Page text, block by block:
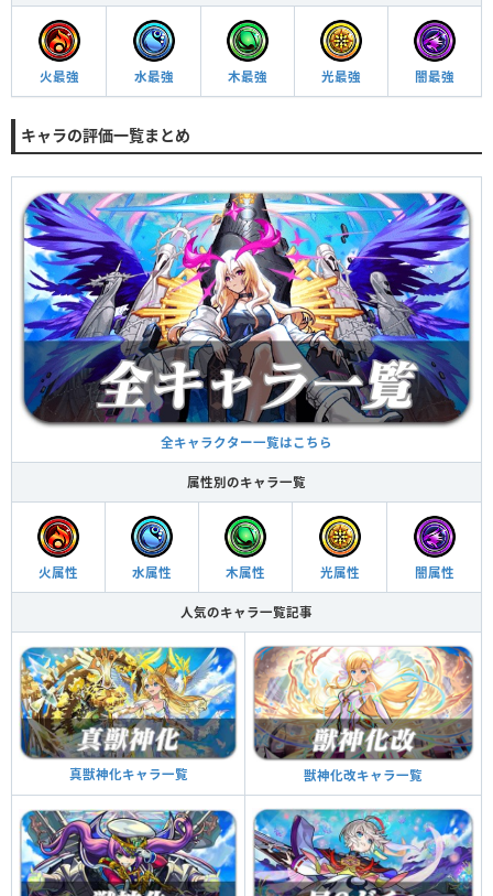
火最強 水最強 木最強 光最強 闇最強
キャラの評価一覧まとめ
全キャラクター一覧はこちら
属性別のキャラ一覧
火属性 水属性 木属性 光属性 闇属性
人気のキャラ一覧記事
真獣神化キャラ一覧 獣神化改キャラ一覧